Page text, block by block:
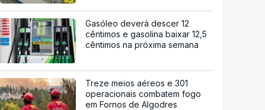
Gasóleo deverá descer 12
cêntimos e gasolina baixar 12,5
cêntimos na próxima semana
Treze meios aéreos e 301
operacionais combatem fogo
em Fornos de Algodres